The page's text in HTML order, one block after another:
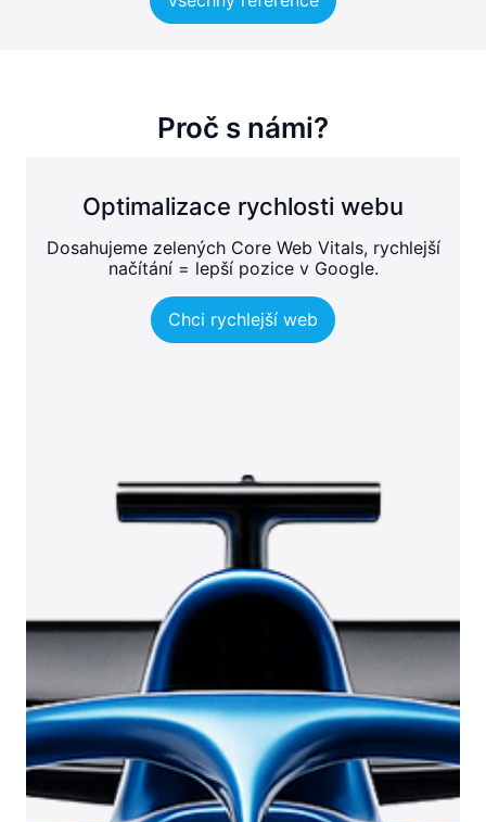
Proč s námi?
Optimalizace rychlosti webu
Dosahujeme zelených Core Web Vitals, rychlejší
načítání = lepší pozice v Google.
Chci rychlejší web